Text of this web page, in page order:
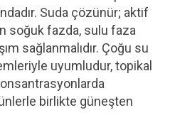
Suda çözünür; aktif
soğuk fazda, sulu faza
sağlanmalıdır. Çoğu su
uyumludur, topikal
birlikte güneşten